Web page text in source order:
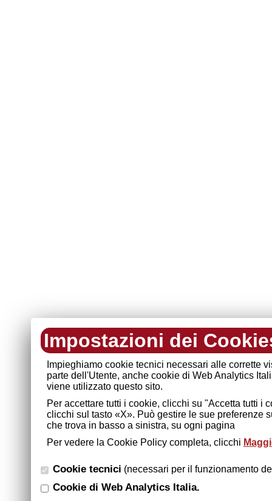
Impostazioni dei
Impieghiamo cookie tecnici necessari alle corrette
parte dell'Utente, anche cookie di Web Analytics
viene utilizzato questo sito.
Per accettare tutti i cookie, clicchi su "Accetta tutti
clicchi sul tasto «X». Può gestire le sue preferenze
che trova in basso a sinistra, su ogni pagina
Per vedere la Cookie Policy completa, clicchi
Cookie tecnici (necessari per il funzionamento
Cookie di Web Analytics Italia.